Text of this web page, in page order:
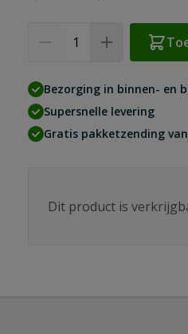
Bezorging in binnen- en
Supersnelle levering
Gratis pakketzending
Dit product is